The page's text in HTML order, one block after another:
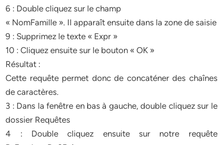
6 : Double cliquez sur le champ
« NomFamille ». Il apparaît ensuite dans la zone de saisie
9 : Supprimez le texte « Expr »
10 : Cliquez ensuite sur le bouton « OK »
Résultat :
Cette requête permet donc de concaténer des chaînes
de caractères.
3 : Dans la fenêtre en bas à gauche, double cliquez sur le
dossier Requêtes
4 : Double cliquez ensuite sur notre requête